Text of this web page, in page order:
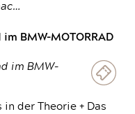
BMW-MOTORRAD
im BMW-
der Theorie + Das